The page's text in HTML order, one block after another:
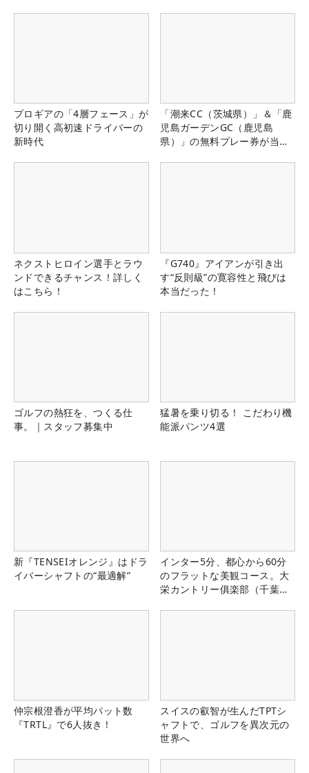
プロギアの「4層フェース」が
切り開く高初速ドライバーの
新時代
「潮来CC（茨城県）」＆「鹿
児島ガーデンGC（鹿児島
県）」の無料プレー券が当た
ネクストヒロイン選手とラウ
ンドできるチャンス！詳しく
はこちら！
『G740』アイアンが引き出
す“反則級”の寛容性と飛びは
本当だった！
ゴルフの熱狂を、つくる仕
事。｜スタッフ募集中
猛暑を乗り切る！ こだわり機
能派パンツ4選
新『TENSEIオレンジ』はドラ
イバーシャフトの“最適解”
インター5分、都心から60分
のフラットな美観コース。大
栄カントリー俱楽部（千葉
仲宗根澄香が平均パット数
『TRTL』で6人抜き！
スイスの叡智が生んだTPTシ
ャフトで、ゴルフを異次元の
世界へ